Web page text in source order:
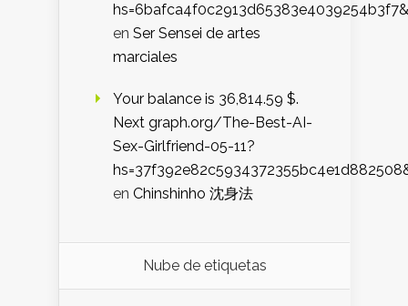
hs=6bafca4f0c2913d65383e4039254b3f7&
en Ser Sensei de artes
marciales
Your balance is 36,814.59 $.
Next graph.org/The-Best-AI-
Sex-Girlfriend-05-11?
en Chinshinho 沈身法
Nube de etiquetas